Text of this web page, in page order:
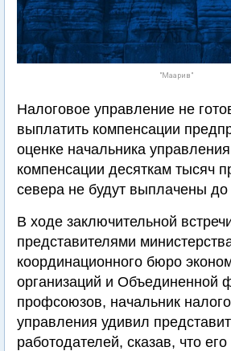
"Маарив"
Налоговое управление не
выплатить компенсации
оценке начальника
компенсации десяткам тысяч
севера не будут выплачены до
В ходе заключительной
представителями
координационного бюро
организаций и Объединенной
профсоюзов, начальник
управления удивил
работодателей, сказав, что